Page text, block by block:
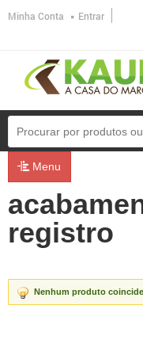
Minha Conta Entrar
Menu
registro
Nenhum produto